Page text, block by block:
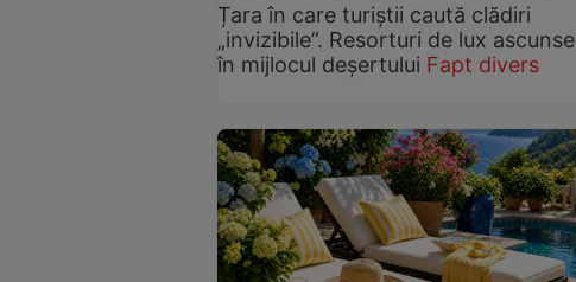
Țara în care turiștii caută clădiri
„invizibile”. Resorturi de lux ascunse
în mijlocul deșertului Fapt divers